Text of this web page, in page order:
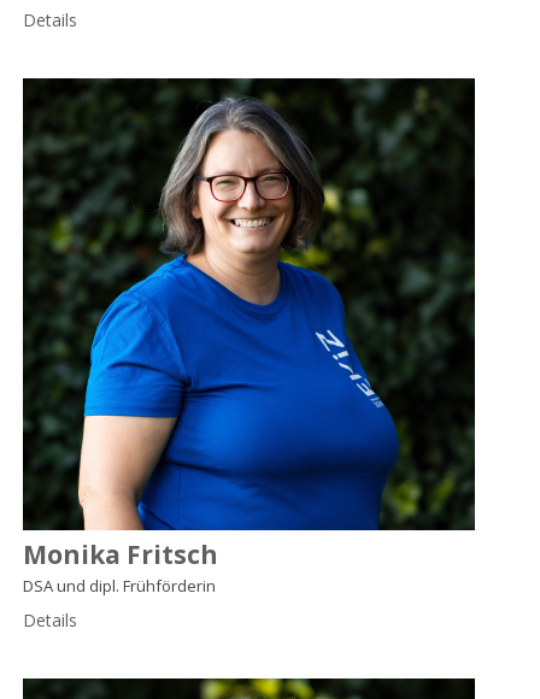
Details
Monika Fritsch
DSA und dipl. Frühförderin
Details